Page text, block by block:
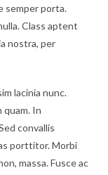
semper porta.
Class aptent
nostra, per
lacinia nunc.
In
convallis
porttitor. Morbi
massa. Fusce ac